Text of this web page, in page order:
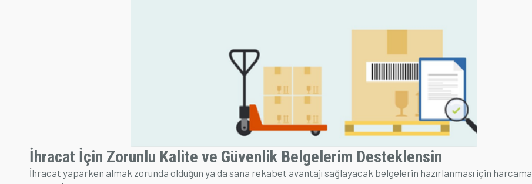
İhracat İçin Zorunlu Kalite ve Güvenlik Belgelerim Desteklensin
İhracat yaparken almak zorunda olduğun ya da sana rekabet avantajı sağlayacak belgelerin hazırlanması için harcama